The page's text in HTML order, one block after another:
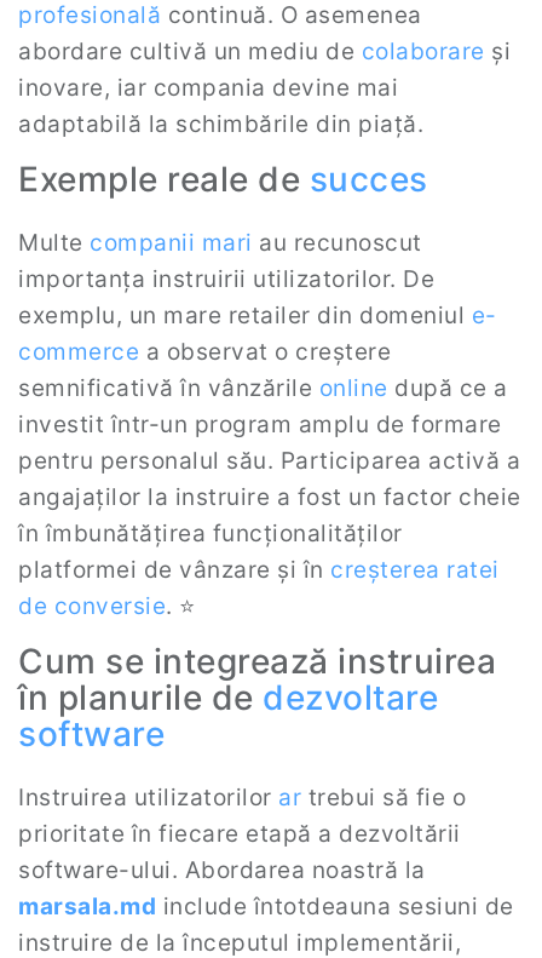
profesională continuă. O asemenea
abordare cultivă un mediu de colaborare și
inovare, iar compania devine mai
adaptabilă la schimbările din piață.
Exemple reale de succes
Multe companii mari au recunoscut
importanța instruirii utilizatorilor. De
exemplu, un mare retailer din domeniul e-
commerce a observat o creștere
semnificativă în vânzările online după ce a
investit într-un program amplu de formare
pentru personalul său. Participarea activă a
angajaților la instruire a fost un factor cheie
în îmbunătățirea funcționalităților
platformei de vânzare și în creșterea ratei
de conversie. ⭐️
Cum se integrează instruirea
în planurile de dezvoltare
software
Instruirea utilizatorilor ar trebui să fie o
prioritate în fiecare etapă a dezvoltării
software-ului. Abordarea noastră la
marsala.md include întotdeauna sesiuni de
instruire de la începutul implementării,